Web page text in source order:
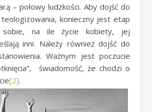
– połowy ludzkości. Aby dojść do
konieczny jest etap
sobie, na ile życie kobiety, jej
inni. Należy również dojść do
Ważnym jest poczucie
świadomość, że chodzi o
[2].